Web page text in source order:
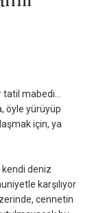
tatil mabedi…
öyle yürüyüp
için, ya
kendi deniz
karşılıyor
cennetin